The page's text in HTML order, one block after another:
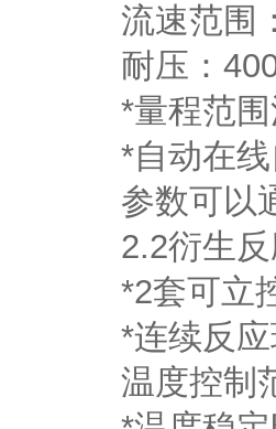
流速范围
耐压：
*量程范
*自动在
参数可以
2.2衍生
*2套可立
*连续反
温度控制